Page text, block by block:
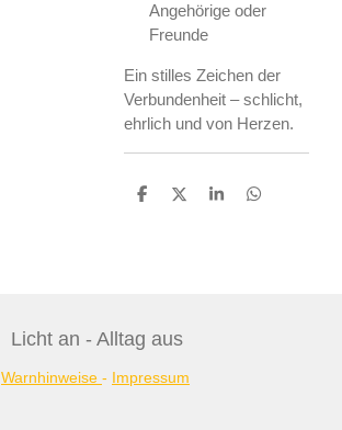
Angehörige oder
Freunde
Ein stilles Zeichen der
Verbundenheit – schlicht,
ehrlich und von Herzen.
T
T
T
T
Licht an - Alltag aus
Warnhinweise - Impressum